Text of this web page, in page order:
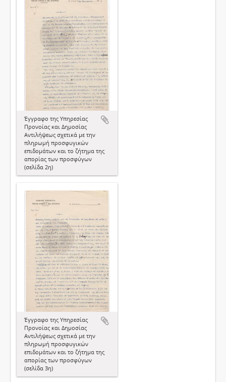
Έγγραφο της Υπηρεσίας
Προνοίας και Δημοσίας
Αντιλήψεως σχετικά με την
πληρωμή προσφυγικών
επιδομάτων και το ζήτημα της
απορίας των προσφύγων
(σελίδα 2η)
Έγγραφο της Υπηρεσίας
Προνοίας και Δημοσίας
Αντιλήψεως σχετικά με την
πληρωμή προσφυγικών
επιδομάτων και το ζήτημα της
απορίας των προσφύγων
(σελίδα 3η)